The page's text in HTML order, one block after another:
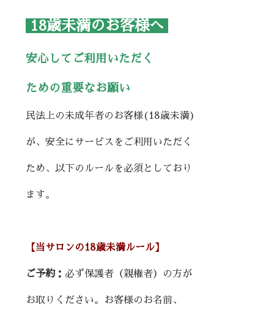
18歳未満のお客様へ
安心してご利用いただく
ための重要なお願い
民法上の未成年者のお客様(18歳未満)
が、安全にサービスをご利用いただく
ため、以下のルールを必須としており
ます。
【当サロンの18歳未満ルール】
ご予約：必ず保護者（親権者）の方が
お取りください。お客様のお名前、